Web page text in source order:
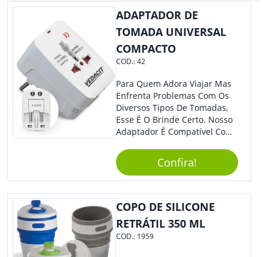
ADAPTADOR DE
TOMADA UNIVERSAL
COMPACTO
COD.:42
Para Quem Adora Viajar Mas
Enfrenta Problemas Com Os
Diversos Tipos De Tomadas,
Esse É O Brinde Certo. Nosso
Adaptador É Compatível Com
Diferentes Países E Com
Todas As Tensões. Em
Tamanho Compacto, É
Perfeito Para Carregar Na
Bolsa Ou Na Mochila. É A
Praticidade Que Todos
Precisam Em Apenas Um
Item! Demais, Não É?!
Confira!
COPO DE SILICONE
RETRÁTIL 350 ML
COD.: 1959